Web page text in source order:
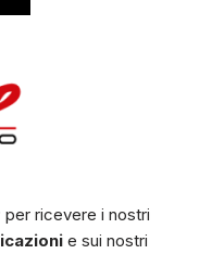
per ricevere i nostri
e sui nostri